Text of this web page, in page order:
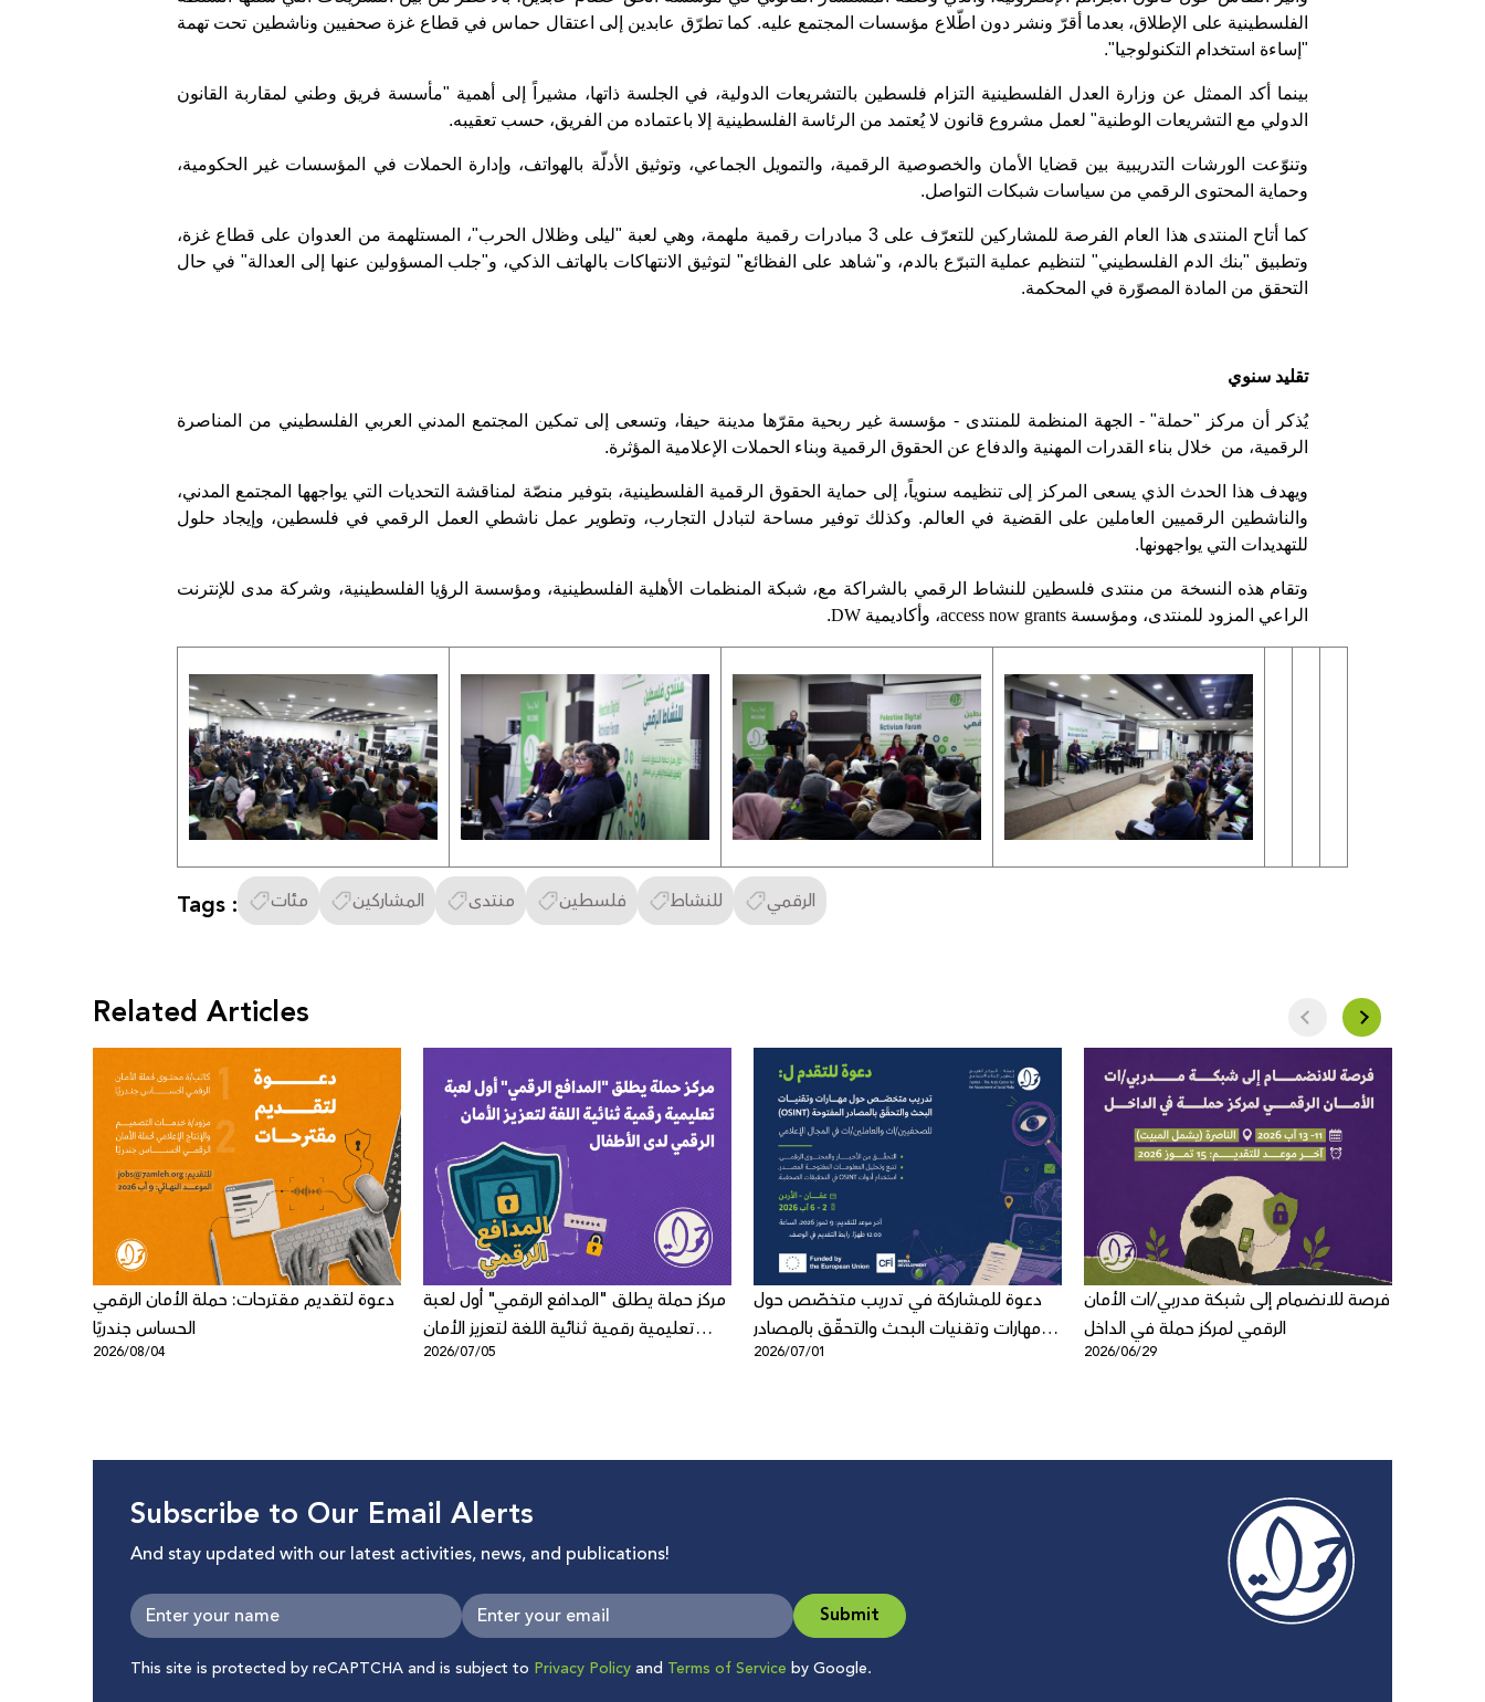
الفلسطينية على الإطلاق، بعدما أقرّ ونشر دون اطّلاع مؤسسات المجتمع عليه. كما تطرّق عابدين إلى اعتقال حماس في قطاع غزة صحفيين وناشطين تحت تهمة
"إساءة استخدام التكنولوجيا".
بينما أكد الممثل عن وزارة العدل الفلسطينية التزام فلسطين بالتشريعات الدولية، في الجلسة ذاتها، مشيراً إلى أهمية "مأسسة فريق وطني لمقاربة القانون
الدولي مع التشريعات الوطنية" لعمل مشروع قانون لا يُعتمد من الرئاسة الفلسطينية إلا باعتماده من الفريق، حسب تعقيبه.
وتنوّعت الورشات التدريبية بين قضايا الأمان والخصوصية الرقمية، والتمويل الجماعي، وتوثيق الأدلّة بالهواتف، وإدارة الحملات في المؤسسات غير الحكومية،
وحماية المحتوى الرقمي من سياسات شبكات التواصل.
كما أتاح المنتدى هذا العام الفرصة للمشاركين للتعرّف على 3 مبادرات رقمية ملهمة، وهي لعبة "ليلى وظلال الحرب"، المستلهمة من العدوان على قطاع غزة،
وتطبيق "بنك الدم الفلسطيني" لتنظيم عملية التبرّع بالدم، و"شاهد على الفظائع" لتوثيق الانتهاكات بالهاتف الذكي، و"جلب المسؤولين عنها إلى العدالة" في حال
التحقق من المادة المصوّرة في المحكمة.
تقليد سنوي
يُذكر أن مركز "حملة" - الجهة المنظمة للمنتدى - مؤسسة غير ربحية مقرّها مدينة حيفا، وتسعى إلى تمكين المجتمع المدني العربي الفلسطيني من المناصرة
الرقمية، من خلال بناء القدرات المهنية والدفاع عن الحقوق الرقمية وبناء الحملات الإعلامية المؤثرة.
ويهدف هذا الحدث الذي يسعى المركز إلى تنظيمه سنوياً، إلى حماية الحقوق الرقمية الفلسطينية، بتوفير منصّة لمناقشة التحديات التي يواجهها المجتمع المدني،
والناشطين الرقميين العاملين على القضية في العالم. وكذلك توفير مساحة لتبادل التجارب، وتطوير عمل ناشطي العمل الرقمي في فلسطين، وإيجاد حلول
للتهديدات التي يواجهونها.
وتقام هذه النسخة من منتدى فلسطين للنشاط الرقمي بالشراكة مع، شبكة المنظمات الأهلية الفلسطينية، ومؤسسة الرؤيا الفلسطينية، وشركة مدى للإنترنت
الراعي المزود للمنتدى، ومؤسسة access now grants، وأكاديمية DW
.
Tags : مئات المشاركين منتدى فلسطين للنشاط الرقمي
Related Articles
دعوة لتقديم مقترحات: حملة الأمان الرقمي
الحساس جندريًا
2026/08/04
مركز حملة يطلق "المدافع الرقمي" أول لعبة
تعليمية رقمية ثنائية اللغة لتعزيز الأمان
الرقمي لدى الأطفال
2026/07/05
دعوة للمشاركة في تدريب متخصّص حول
مهارات وتقنيات البحث والتحقّق بالمصادر
المفتوحة
2026/07/01
فرصة للانضمام إلى شبكة مدربي/ات الأمان
الرقمي لمركز حملة في الداخل
2026/06/29
Subscribe to Our Email Alerts
And stay updated with our latest activities, news, and publications!
Submit
This site is protected by reCAPTCHA and is subject to Privacy Policyand Terms of Service by Google.